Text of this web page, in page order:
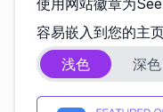
使用网站徽章为
容易嵌入到您的主
浅色
深色